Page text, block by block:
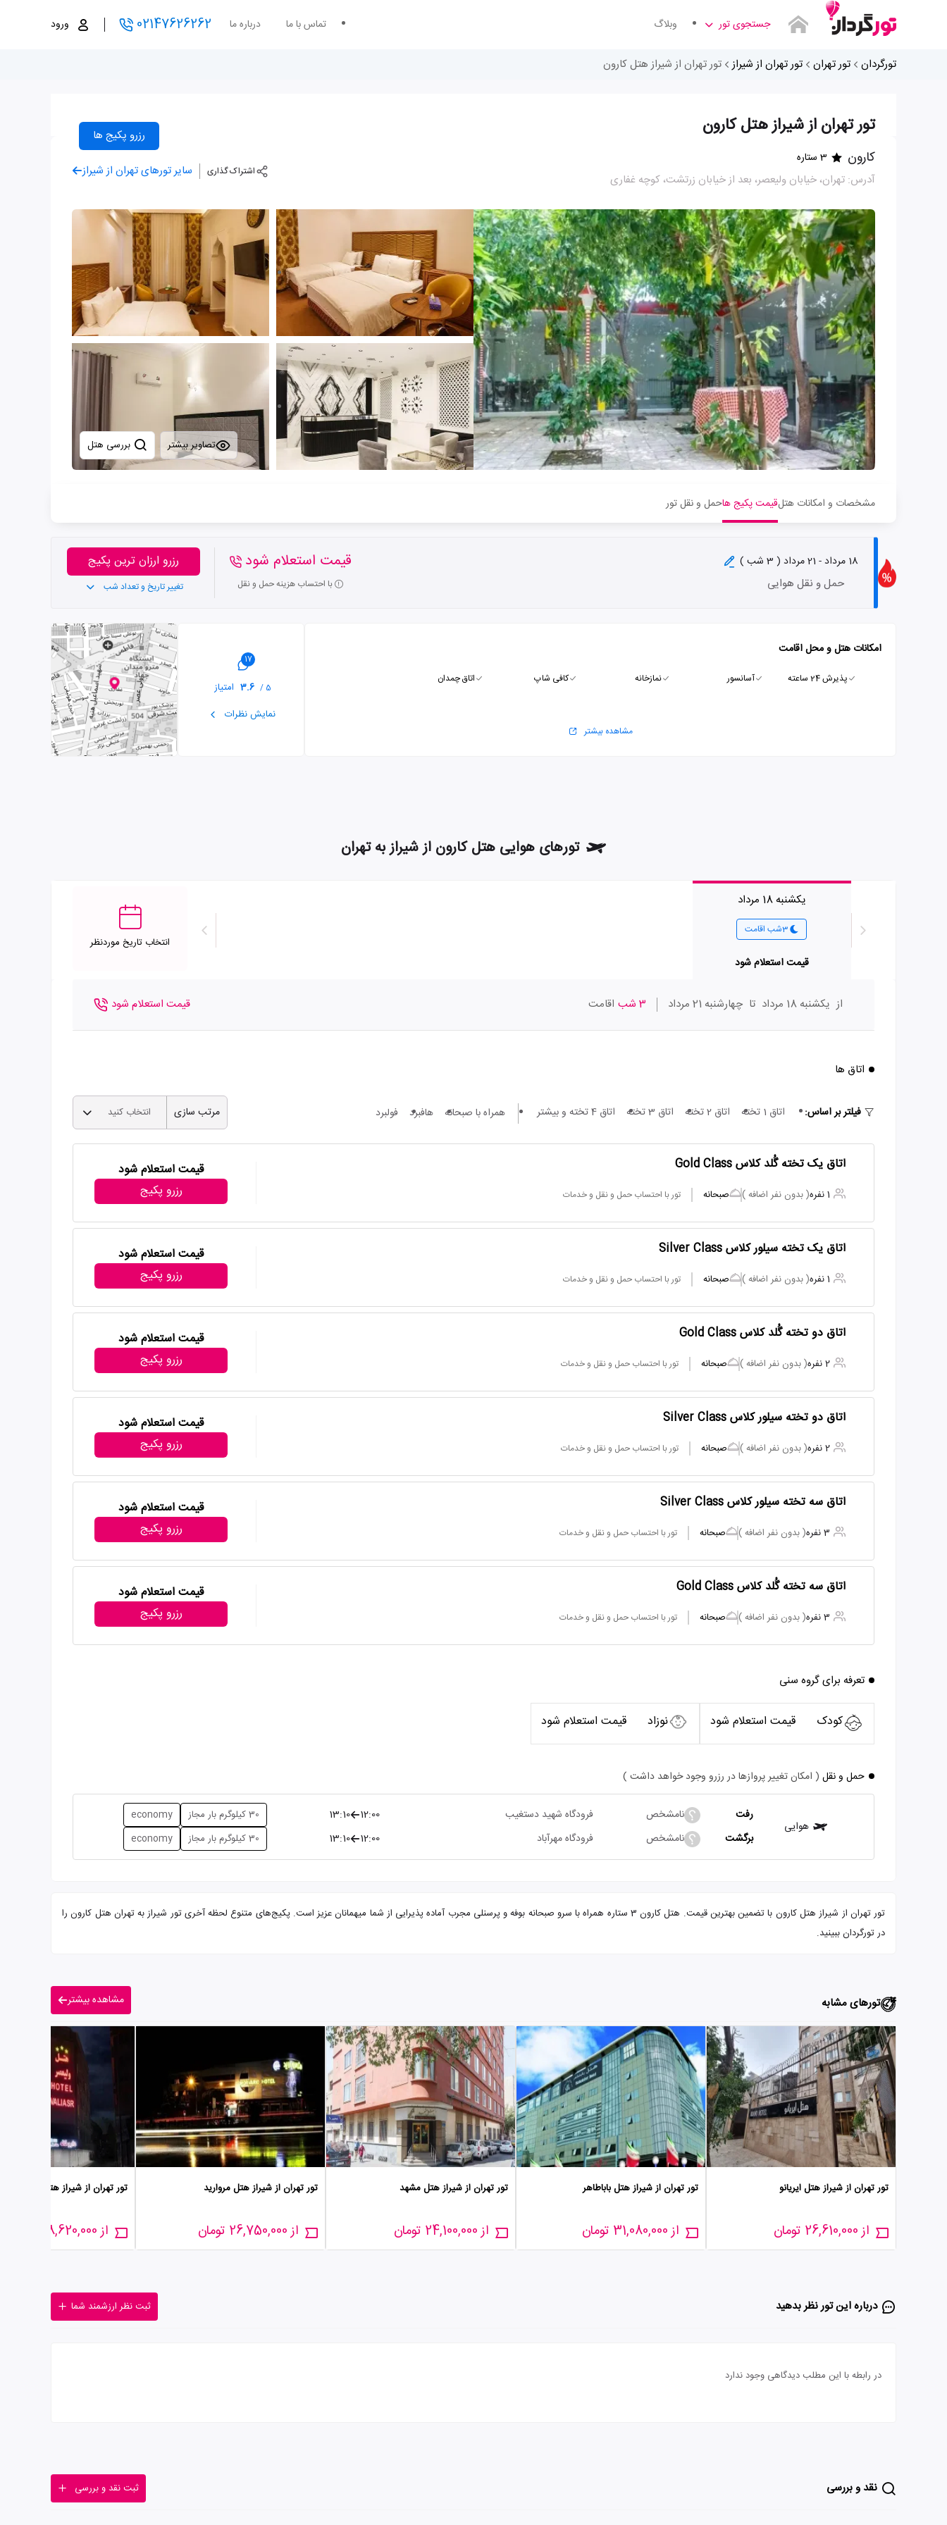
جستجوی تور وبلاگ تماس با ما درباره ما 02147626262 ورود
تورگردان تور تهران تور تهران از شیراز تور تهران از شیراز هتل کارون
تور تهران از شیراز هتل کارون رزرو پکیج ها
کارون 3 ستاره
آدرس: تهران، خیابان ولیعصر، بعد از خیابان زرتشت، کوچه غفاری
اشتراک گذاری سایر تورهای تهران از شیراز
تصاویر بیشتر
مشخصات و امکانات هتلقیمت پکیج هاحمل و نقل تور
18 مرداد - 21 مرداد ( 3 شب )
حمل و نقل هوایی
قیمت استعلام شود
با احتساب هزینه حمل و نقل
رزرو ارزان ترین پکیج
تغییر تاریخ و تعداد شب
امکانات هتل و محل اقامت
پذیرش 24 ساعته آسانسور نمازخانه کافی شاپ اتاق چمدان
مشاهده بیشتر
17
5 /
3.6 امتیاز
نمایش نظرات
تورهای هوایی هتل کارون از شیراز به تهران
یکشنبه 18 مرداد
3شب اقامت
قیمت استعلام شود
انتخاب تاریخ موردنظر
از یکشنبه 18 مرداد تا چهارشنبه 21 مرداد 3 شب اقامت قیمت استعلام شود
اتاق ها
فیلتر بر اساس: اتاق 1 تخته اتاق 2 تخته اتاق 3 تخته اتاق 4 تخته و بیشتر همراه با صبحانه هافبرد فولبرد مرتب سازی انتخاب کنید
اتاق یک تخته گُلد کلاس Gold Class
1 نفره ( بدون نفر اضافه ) صبحانه تور با احتساب حمل و نقل و خدمات
قیمت استعلام شود
رزرو پکیج
اتاق یک تخته سیلور کلاس Silver Class
1 نفره ( بدون نفر اضافه ) صبحانه تور با احتساب حمل و نقل و خدمات
قیمت استعلام شود
رزرو پکیج
اتاق دو تخته گُلد کلاس Gold Class
2 نفره ( بدون نفر اضافه ) صبحانه تور با احتساب حمل و نقل و خدمات
قیمت استعلام شود
رزرو پکیج
اتاق دو تخته سیلور کلاس Silver Class
2 نفره ( بدون نفر اضافه ) صبحانه تور با احتساب حمل و نقل و خدمات
قیمت استعلام شود
رزرو پکیج
اتاق سه تخته سیلور کلاس Silver Class
3 نفره ( بدون نفر اضافه ) صبحانه تور با احتساب حمل و نقل و خدمات
قیمت استعلام شود
رزرو پکیج
اتاق سه تخته گُلد کلاس Gold Class
3 نفره ( بدون نفر اضافه ) صبحانه تور با احتساب حمل و نقل و خدمات
قیمت استعلام شود
رزرو پکیج
تعرفه برای گروه سنی
کودک قیمت استعلام شود نوزاد قیمت استعلام شود
حمل و نقل ( امکان تغییر پروازها در رزرو وجود خواهد داشت )
هوایی
رفت نامشخص فرودگاه شهید دستغیب 12:00
13:10 30 کیلوگرم بار مجاز economy
برگشت نامشخص فرودگاه مهرآباد 12:00
13:10 30 کیلوگرم بار مجاز economy
تور تهران از شیراز هتل کارون با تضمین بهترین قیمت. هتل کارون 3 ستاره همراه با سرو صبحانه بوفه و پرسنلی مجرب آماده پذیرایی از شما میهمانان عزیز است. پکیج‌های متنوع لحظه آخری تور شیراز به تهران هتل کارون را
در تورگردان ببینید.
تورهای مشابه مشاهده بیشتر
تور تهران از شیراز هتل ایریانو
از 26,610,000 تومان
تور تهران از شیراز هتل باباطاهر
از 31,080,000 تومان
تور تهران از شیراز هتل مشهد
از 24,100,000 تومان
تور تهران از شیراز هتل مروارید
از 26,750,000 تومان
تور تهران از شیراز هتل ولیعصر
از 28,620,000 تومان
درباره این تور‌ نظر بدهید ثبت نظر ارزشمند شما
در رابطه با این مطلب دیدگاهی وجود ندارد
نقد و بررسی ثبت نقد و بررسی